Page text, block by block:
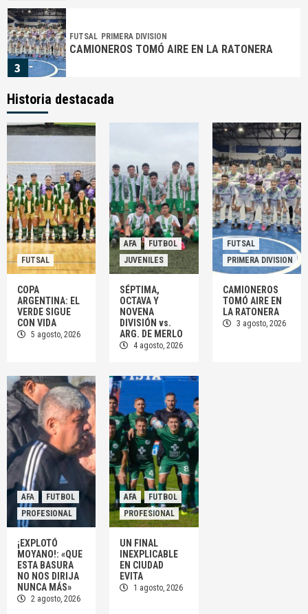
3
FUTSAL PRIMERA DIVISION
CAMIONEROS TOMÓ AIRE EN LA RATONERA
AFA FUTBOL
¡EXPLOTÓ MOYANO!: «QUE ESTA BASURA NO
NOS DIRIJA NUNCA MÁS»
5
AFA FUTBOL PROFESIONAL
UN FINAL INEXPLICABLE EN CIUDAD EVITA
1
FUTSAL
2
AFA JUVENILES
SÉPTIMA, OCTAVA Y NOVENA DIVISIÓN vs. ARG.
3
FUTSAL PRIMERA DIVISION
CAMIONEROS TOMÓ AIRE EN LA RATONERA
Historia destacada
FUTSAL
COPA
ARGENTINA: EL
VERDE SIGUE
CON VIDA
5 agosto, 2026
AFA
FUTBOL
JUVENILES
SÉPTIMA,
OCTAVA Y
NOVENA
DIVISIÓN vs.
ARG. DE MERLO
4 agosto, 2026
FUTSAL
PRIMERA DIVISION
CAMIONEROS
TOMÓ AIRE EN
LA RATONERA
3 agosto, 2026
AFA
FUTBOL
PROFESIONAL
¡EXPLOTÓ
MOYANO!: «QUE
ESTA BASURA
NO NOS DIRIJA
NUNCA MÁS»
2 agosto, 2026
AFA
FUTBOL
PROFESIONAL
UN FINAL
INEXPLICABLE
EN CIUDAD
EVITA
1 agosto, 2026